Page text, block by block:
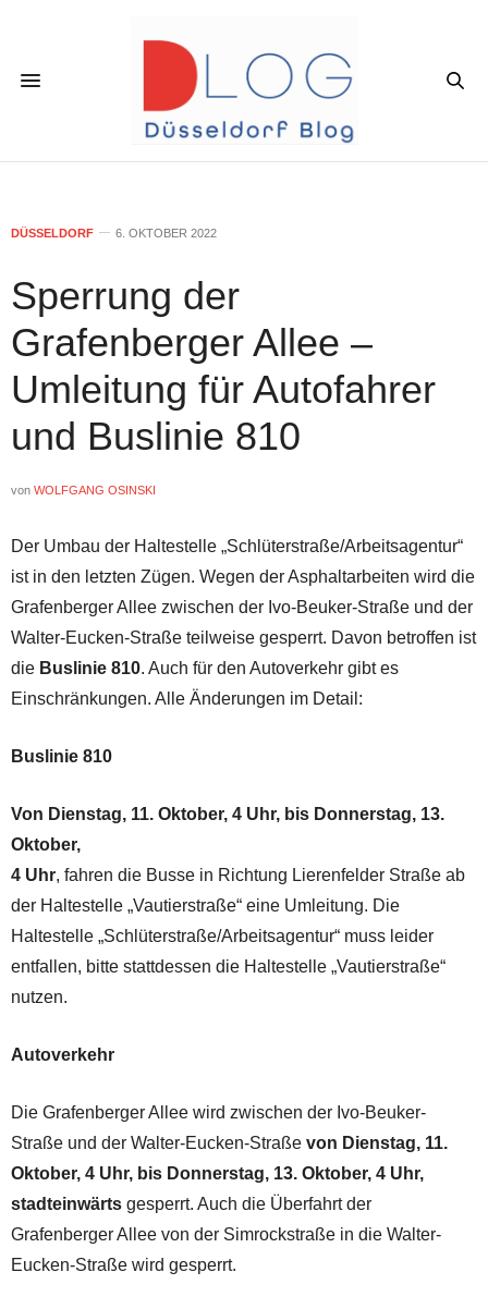
DÜSSELDORF 6. OKTOBER 2022
Sperrung der
Grafenberger Allee –
Umleitung für Autofahrer
und Buslinie 810
von WOLFGANG OSINSKI
Der Umbau der Haltestelle „Schlüterstraße/Arbeitsagentur“
ist in den letzten Zügen. Wegen der Asphaltarbeiten wird die
Grafenberger Allee zwischen der Ivo-Beuker-Straße und der
Walter-Eucken-Straße teilweise gesperrt. Davon betroffen ist
die Buslinie 810. Auch für den Autoverkehr gibt es
Einschränkungen. Alle Änderungen im Detail:
Buslinie 810
Von Dienstag, 11. Oktober, 4 Uhr, bis Donnerstag, 13.
Oktober,
4 Uhr, fahren die Busse in Richtung Lierenfelder Straße ab
der Haltestelle „Vautierstraße“ eine Umleitung. Die
Haltestelle „Schlüterstraße/Arbeitsagentur“ muss leider
entfallen, bitte stattdessen die Haltestelle „Vautierstraße“
nutzen.
Autoverkehr
Die Grafenberger Allee wird zwischen der Ivo-Beuker-
Straße und der Walter-Eucken-Straße von Dienstag, 11.
Oktober, 4 Uhr, bis Donnerstag, 13. Oktober, 4 Uhr,
stadteinwärts gesperrt. Auch die Überfahrt der
Grafenberger Allee von der Simrockstraße in die Walter-
Eucken-Straße wird gesperrt.